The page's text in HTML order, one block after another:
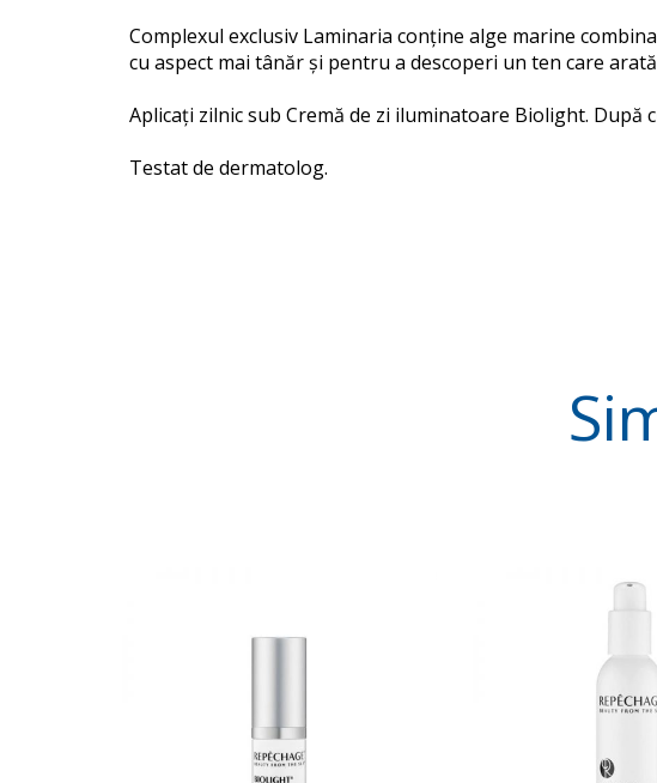
Complexul exclusiv Laminaria conține alge marine
cu aspect mai tânăr și pentru a descoperi un ten care
Aplicați zilnic sub Cremă de zi iluminatoare Biolight. După
Testat de dermatolog.